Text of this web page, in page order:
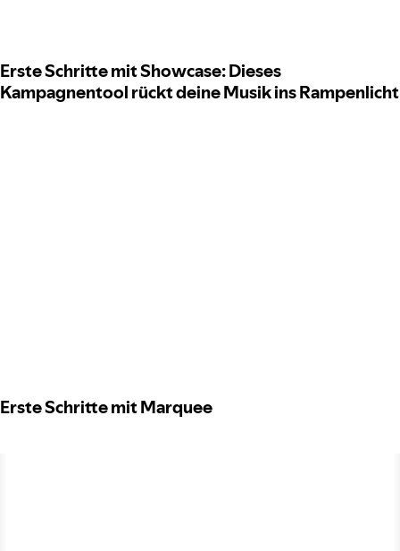
Erste Schritte mit Showcase: Dieses
Kampagnentool rückt deine Musik ins Rampenlicht
Erste Schritte mit Marquee